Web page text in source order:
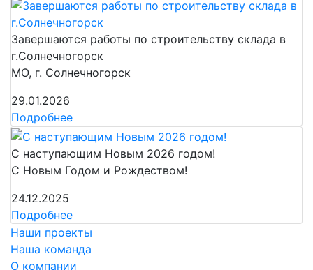
Завершаются работы по строительству склада в
г.Солнечногорск
МО, г. Солнечногорск
29.01.2026
Подробнее
С наступающим Новым 2026 годом!
С Новым Годом и Рождеством!
24.12.2025
Подробнее
Наши проекты
Наша команда
О компании